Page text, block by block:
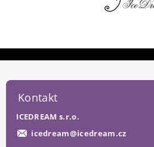
Kontakt
ICEDREAM s.r.o.
icedream@icedream.cz